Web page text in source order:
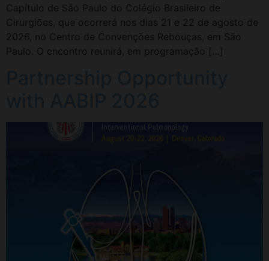
Capítulo de São Paulo do Colégio Brasileiro de
Cirurgiões, que ocorrerá nos dias 21 e 22 de agosto de
2026, no Centro de Convenções Rebouças, em São
Paulo. O encontro reunirá, em programação […]